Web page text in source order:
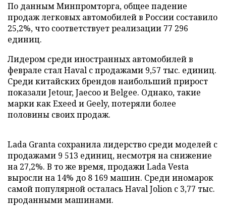
По данным Минпромторга, общее падение
продаж легковых автомобилей в России составило
25,2%, что соответствует реализации 77 296
единиц.
Лидером среди иностранных автомобилей в
феврале стал Haval с продажами 9,57 тыс. единиц.
Среди китайских брендов наибольший прирост
показали Jetour, Jaecoo и Belgee. Однако, такие
марки как Exeed и Geely, потеряли более
половины своих продаж.
Lada Granta сохранила лидерство среди моделей с
продажами 9 513 единиц, несмотря на снижение
на 27,2%. В то же время, продажи Lada Vesta
выросли на 14% до 8 169 машин. Среди иномарок
самой популярной осталась Haval Jolion с 3,77 тыс.
проданными машинами.